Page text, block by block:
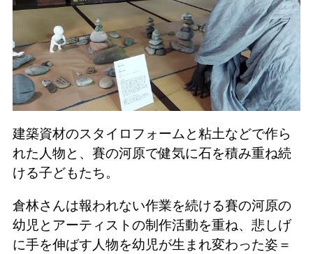
建築資材のスタイロフォームと粘土などで作ら
れた人物と、賽の河原で健気に石を積み重ね続
ける子どもたち。
倉林さんは報われない作業を続ける賽の河原の
幼児とアーティストの制作活動を重ね、悲しげ
に手を伸ばす人物を幼児が生まれ変わった姿＝